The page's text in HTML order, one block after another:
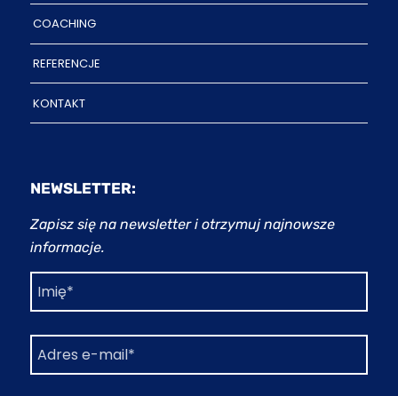
COACHING
REFERENCJE
KONTAKT
NEWSLETTER:
Zapisz się na newsletter i otrzymuj najnowsze
informacje.